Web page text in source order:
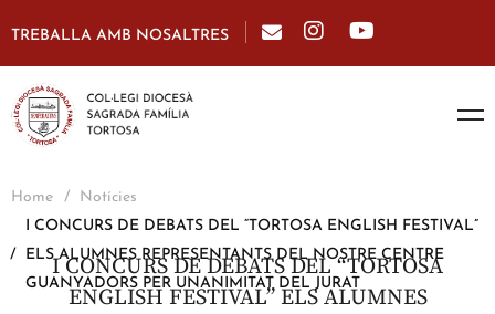
TREBALLA AMB NOSALTRES
Home
Notícies
I CONCURS DE DEBATS DEL “TORTOSA ENGLISH FESTIVAL”
ELS ALUMNES REPRESENTANTS DEL NOSTRE CENTRE
GUANYADORS PER UNANIMITAT DEL JURAT
I CONCURS DE DEBATS DEL “TORTOSA
ENGLISH FESTIVAL” ELS ALUMNES